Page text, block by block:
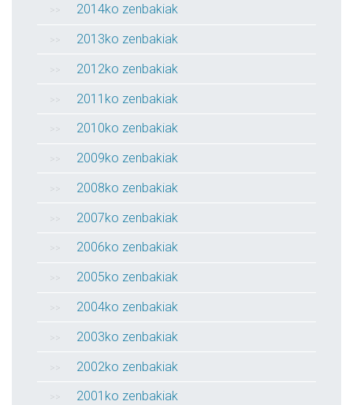
2014ko zenbakiak
2013ko zenbakiak
2012ko zenbakiak
2011ko zenbakiak
2010ko zenbakiak
2009ko zenbakiak
2008ko zenbakiak
2007ko zenbakiak
2006ko zenbakiak
2005ko zenbakiak
2004ko zenbakiak
2003ko zenbakiak
2002ko zenbakiak
2001ko zenbakiak